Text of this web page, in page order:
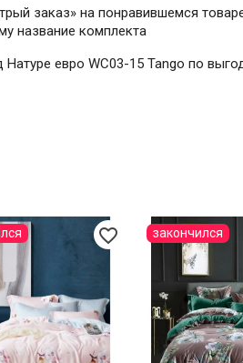
заказ» на понравившемся
название комплекта
евро WC03-15 Tango по
favorite_border закончился